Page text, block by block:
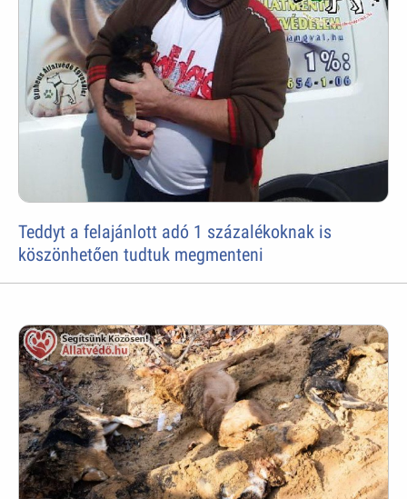
Teddyt a felajánlott adó 1 százalékoknak is
köszönhetően tudtuk megmenteni